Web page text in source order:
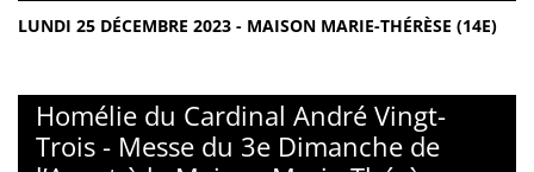
LUNDI 25 DÉCEMBRE 2023 - MAISON MARIE-THÉRÈSE (14E)
Homélie du Cardinal André Vingt-
Trois - Messe du 3e Dimanche de